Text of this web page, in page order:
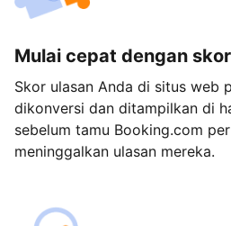
Mulai cepat dengan
Skor ulasan Anda di situs web
dikonversi dan ditampilkan di
sebelum tamu Booking.com
meninggalkan ulasan mereka.